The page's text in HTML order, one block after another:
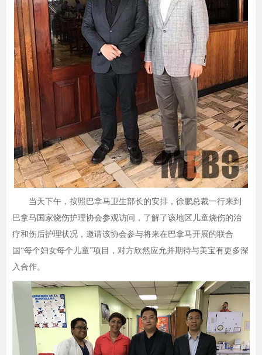
当天下午，按照巴拿马卫生部长的安排，徐鹏总裁一行来到
巴拿马国家烧伤护理协会参观访问，了解了该地区儿童烧伤的治
疗和伤后护理状况，邀请该协会参与将来在巴拿马开展的联合
国“每个妇女每个儿童”项目，对方欣然应允并期待与美宝有更多深
入合作。